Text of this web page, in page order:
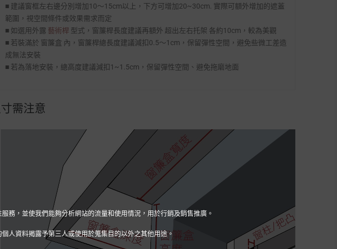
■ 建議窗框左右邊分別增加10～15cm以上，下方可增加20~30cm. 實際可額外增加的遮蓋
範圍，視空間條件或效果需求而定
■ 如選用外露 藝術桿 型式，窗簾桿長度建議再額外 超出左右托架 各約10cm，較為美觀
■ 若裝滿於 窗簾盒 內，窗簾桿總長度建議減扣0.5～1cm，保留彈性空間，避免些微工差造
成無法安裝
■ 若為落地安裝，總高度建議減扣1~1.5cm，保留彈性空間、避免拖磨地面
需注意
務，並使我們能夠分析網站的流量和使用情況，用於行銷及銷售推廣。
人資料揭露予第三人或使用於蒐集目的以外之其他用途。